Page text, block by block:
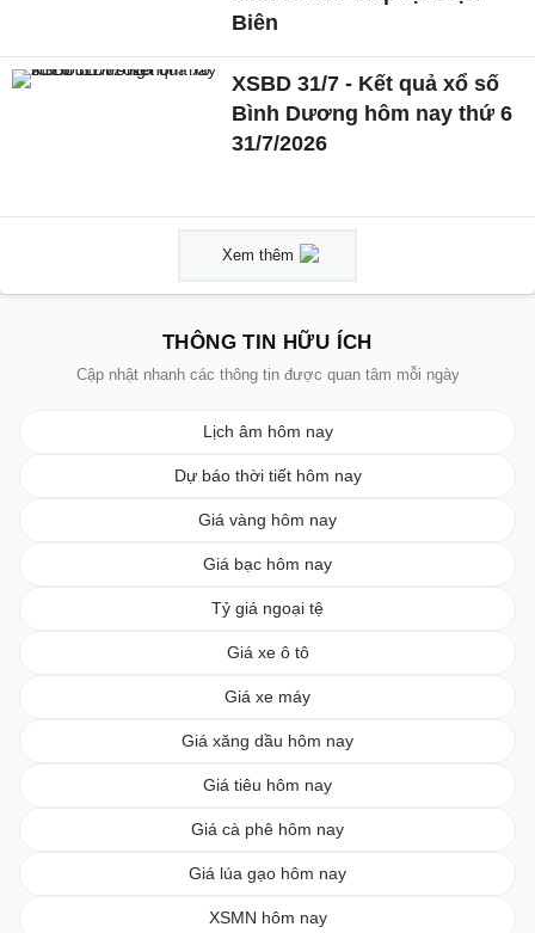
Biên
XSBD 31/7 - Kết quả xổ số
Bình Dương hôm nay thứ 6
31/7/2026
Xem thêm
THÔNG TIN HỮU ÍCH
Cập nhật nhanh các thông tin được quan tâm mỗi ngày
Lịch âm hôm nay
Dự báo thời tiết hôm nay
Giá vàng hôm nay
Giá bạc hôm nay
Tỷ giá ngoại tệ
Giá xe ô tô
Giá xe máy
Giá xăng dầu hôm nay
Giá tiêu hôm nay
Giá cà phê hôm nay
Giá lúa gạo hôm nay
XSMN hôm nay